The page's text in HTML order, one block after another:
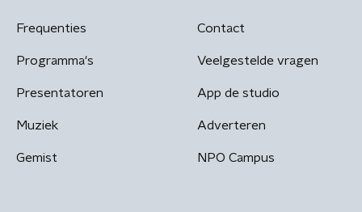
Frequenties
Programma's
Presentatoren
Muziek
Gemist
Contact
Veelgestelde vragen
App de studio
Adverteren
NPO Campus